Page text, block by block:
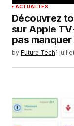
ACTUALITÉS
Découvrez
sur Apple
pas manquer
by Future Tech1